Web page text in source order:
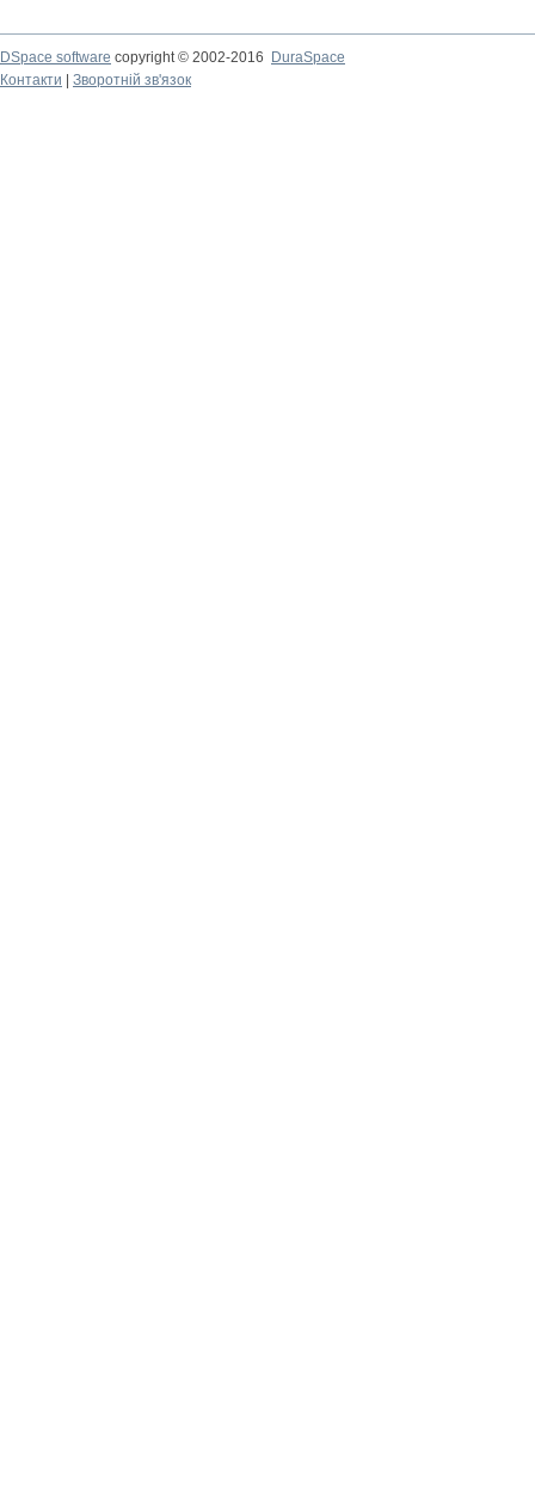
DSpace software copyright © 2002-2016
DuraSpace
Контакти
Зворотній зв'язок